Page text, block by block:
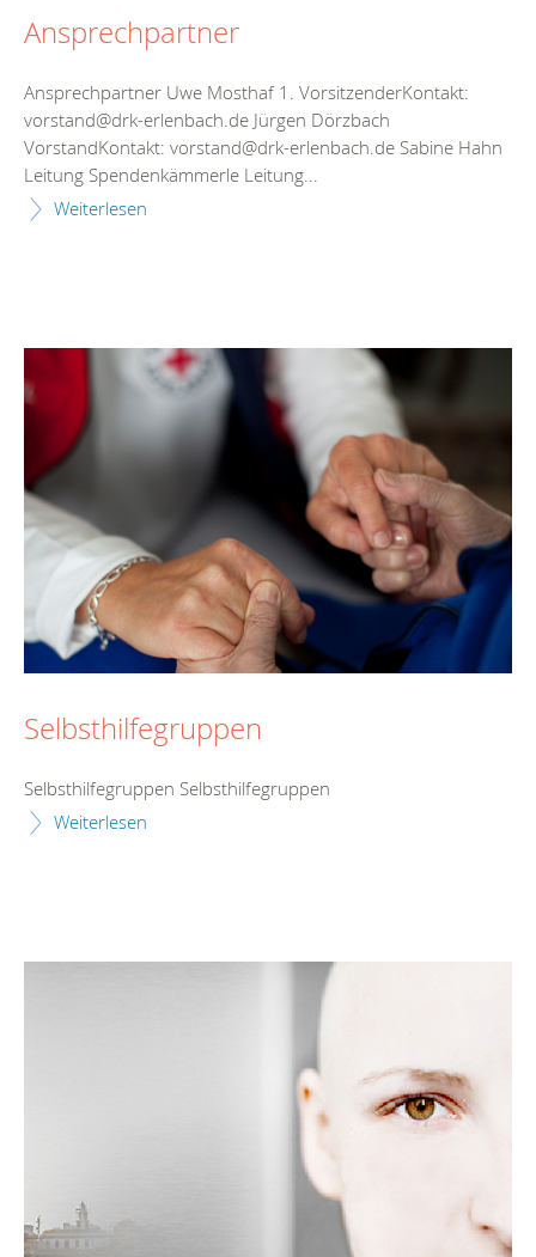
Ansprechpartner
Ansprechpartner Uwe Mosthaf 1. VorsitzenderKontakt:
vorstand@drk-erlenbach.de Jürgen Dörzbach
VorstandKontakt: vorstand@drk-erlenbach.de Sabine Hahn
Leitung Spendenkämmerle Leitung...
Weiterlesen
Selbsthilfegruppen
Selbsthilfegruppen Selbsthilfegruppen
Weiterlesen